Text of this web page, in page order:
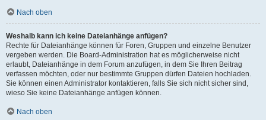
Nach oben
Weshalb kann ich keine Dateianhänge anfügen?
Rechte für Dateianhänge können für Foren, Gruppen und einzelne Benutzer
vergeben werden. Die Board-Administration hat es möglicherweise nicht
erlaubt, Dateianhänge in dem Forum anzufügen, in dem Sie Ihren Beitrag
verfassen möchten, oder nur bestimmte Gruppen dürfen Dateien hochladen.
Sie können einen Administrator kontaktieren, falls Sie sich nicht sicher sind,
wieso Sie keine Dateianhänge anfügen können.
Nach oben